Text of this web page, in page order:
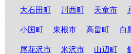
大石田町 川西町 天童市
小国町 東根市 高畠町 白
尾花沢市 米沢市 山辺町